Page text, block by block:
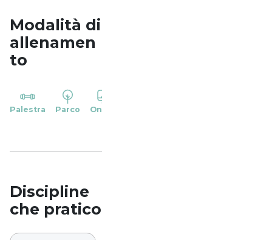
Modalità di
allenamen
to
Palestra Parco Online
Discipline
che pratico